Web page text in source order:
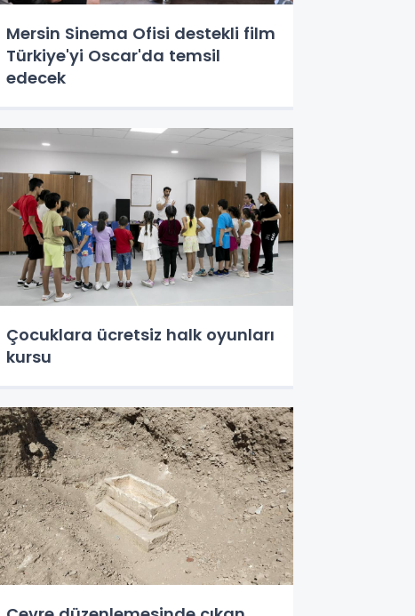
Mersin Sinema Ofisi destekli film
Türkiye'yi Oscar'da temsil
edecek
Çocuklara ücretsiz halk oyunları
kursu